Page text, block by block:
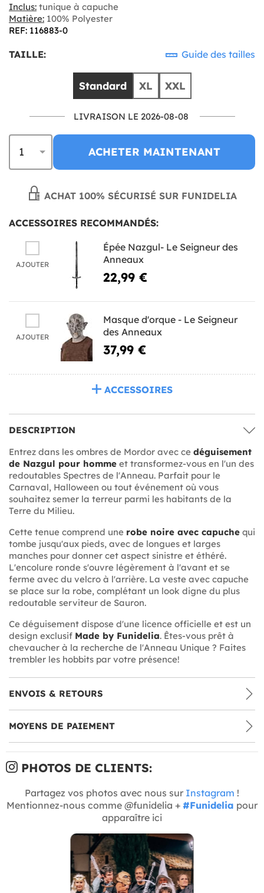
Inclus: tunique à capuche
Matière: 100% Polyester
REF: 116883-0
TAILLE: Guide des tailles
Standard XL XXL
LIVRAISON LE 2026-08-08
ACHETER MAINTENANT
ACHAT 100% SÉCURISÉ SUR FUNIDELIA
ACCESSOIRES RECOMMANDÉS:
AJOUTER
Épée Nazgul- Le Seigneur des
Anneaux
22,99 €
AJOUTER
Masque d'orque - Le Seigneur
des Anneaux
37,99 €
ACCESSOIRES
DESCRIPTION
Entrez dans les ombres de Mordor avec ce déguisement
de Nazgul pour homme et transformez-vous en l'un des
redoutables Spectres de l'Anneau. Parfait pour le
Carnaval, Halloween ou tout événement où vous
souhaitez semer la terreur parmi les habitants de la
Terre du Milieu.
Cette tenue comprend une robe noire avec capuche qui
tombe jusqu'aux pieds, avec de longues et larges
manches pour donner cet aspect sinistre et éthéré.
L'encolure ronde s'ouvre légèrement à l'avant et se
ferme avec du velcro à l'arrière. La veste avec capuche
se place sur la robe, complétant un look digne du plus
redoutable serviteur de Sauron.
Ce déguisement dispose d'une licence officielle et est un
design exclusif Made by Funidelia. Êtes-vous prêt à
chevaucher à la recherche de l'Anneau Unique ? Faites
trembler les hobbits par votre présence!
ENVOIS & RETOURS
MOYENS DE PAIEMENT
PHOTOS DE CLIENTS:
Partagez vos photos avec nous sur Instagram !
Mentionnez-nous comme @funidelia + #Funidelia pour
apparaître ici